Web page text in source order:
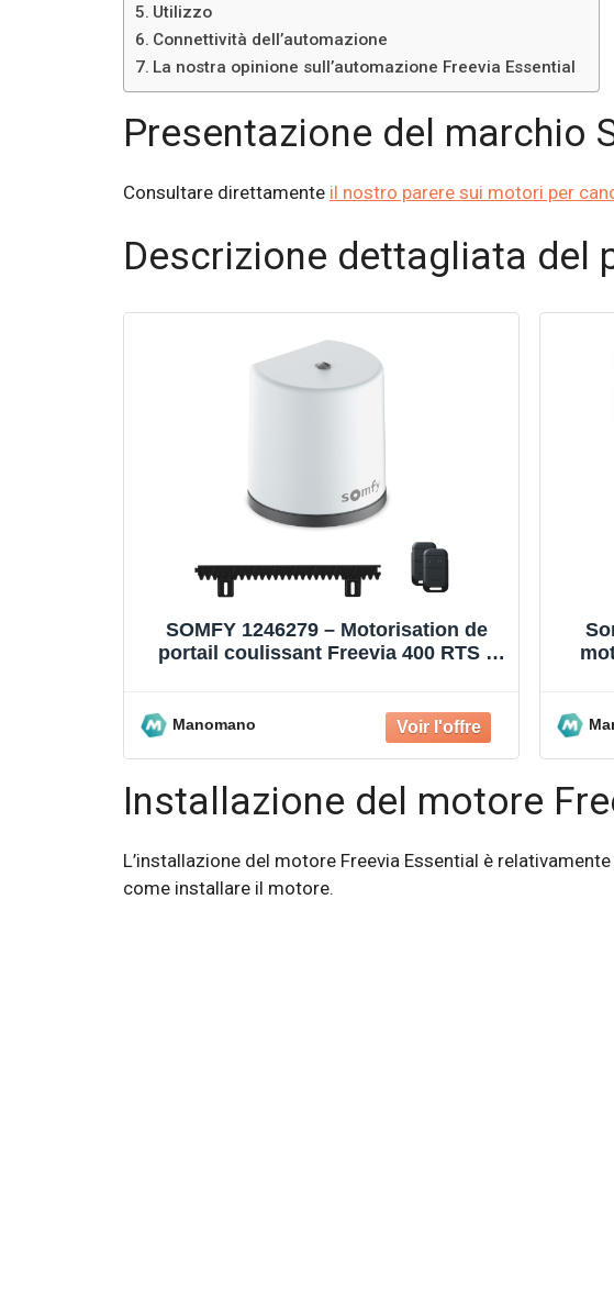
Utilizzo
Connettività dell’automazione
La nostra opinione sull’automazione Freevia Essential
Presentazione del marchio
Consultare direttamente il nostro parere sui motori per
Descrizione dettagliata del
SOMFY 1246279 – Motorisation de
portail coulissant Freevia 400 RTS –
Manomano
Installazione del motore
L’installazione del motore Freevia Essential è
come installare il motore.